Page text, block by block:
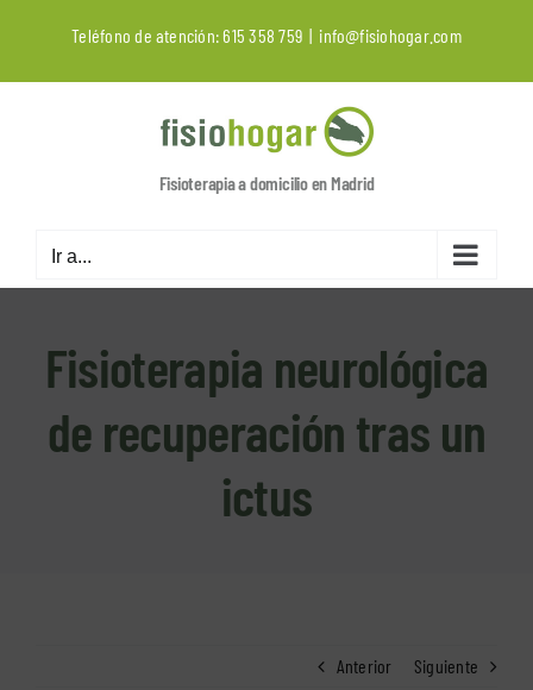
contenido
Teléfono de atención:615 358 759 | info@fisiohogar.com
Fisioterapia a domicilio en Madrid
Ir a...
Fisioterapia neurológica
de recuperación tras un
ictus
Anterior Siguiente